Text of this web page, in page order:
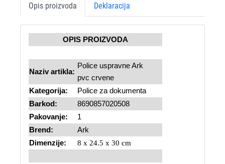
Opis proizvoda Deklaracija
OPIS PROIZVODA
Naziv artikla:
Police uspravne Ark
pvc crvene
Kategorija:
Police za dokumenta
Barkod:
8690857020508
Pakovanje:
1
Brend:
Ark
Dimenzije:
8 x 24.5 x 30 cm